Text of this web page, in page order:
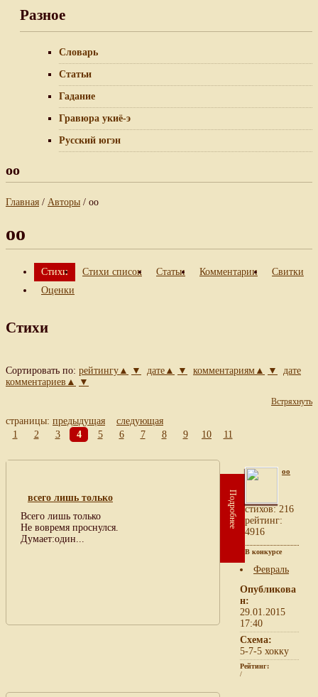
Разное
Словарь
Статьи
Гадание
Гравюра укиё-э
Русский югэн
oo
Главная / Авторы / oo
oo
Стихи Стихи список Статьи Комментарии
Свитки
Оценки
Стихи
Сортировать по: рейтингу▲ ▼ дате▲ ▼ комментариям▲ ▼
дате
комментариев▲
▼
Встряхнуть
страницы: предыдущая
следующая
1
2 3 4 5 6 7 8 9 10 11
всего лишь только
Всего лишь только
Не вовремя проснулся.
Думает:один...
Подробнее
oo
cтихов: 216
рейтинг:
4916
В конкурсе
Февраль
Опубликова
н:
29.01.2015
17:40
Схема:
5-7-5 хокку
Рейтинг:
/